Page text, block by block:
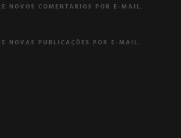
NOVOS COMENTÁRIOS POR E-MAIL.
NOVAS PUBLICAÇÕES POR E-MAIL.